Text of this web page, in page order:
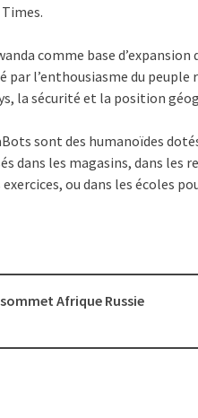
comme base
par l’enthousiasme du
la sécurité et la position
sont des humanoïdes
dans les magasins, dans les
ou dans les écoles
Afrique Russie